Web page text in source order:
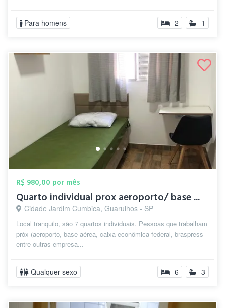
Para homens 2 1
R$ 980,00 por mês
Quarto individual prox aeroporto/ base ...
Cidade Jardim Cumbica, Guarulhos - SP
Local tranquilo, são 7 quartos individuais. Pessoas que trabalham
próx (aeroporto, base aérea, caixa econômica federal, braspress
entre outras empresa...
Qualquer sexo 6 3